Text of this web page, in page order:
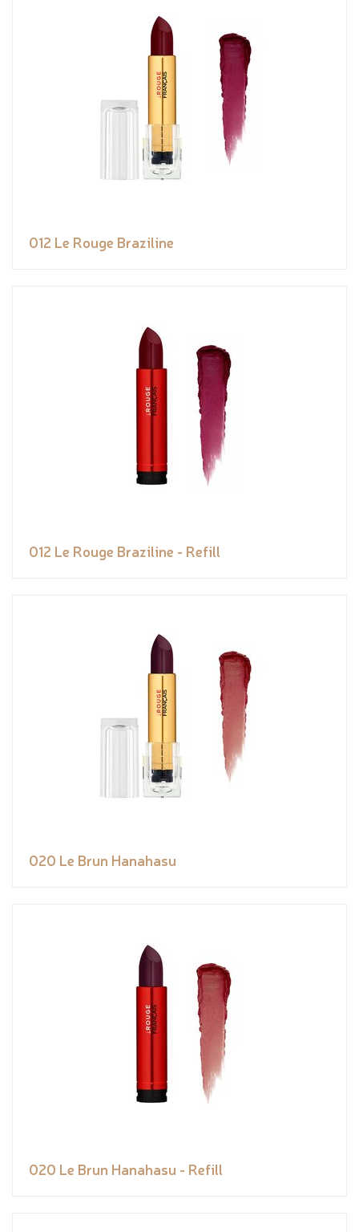
012 Le Rouge Braziline
012 Le Rouge Braziline - Refill
020 Le Brun Hanahasu
020 Le Brun Hanahasu - Refill